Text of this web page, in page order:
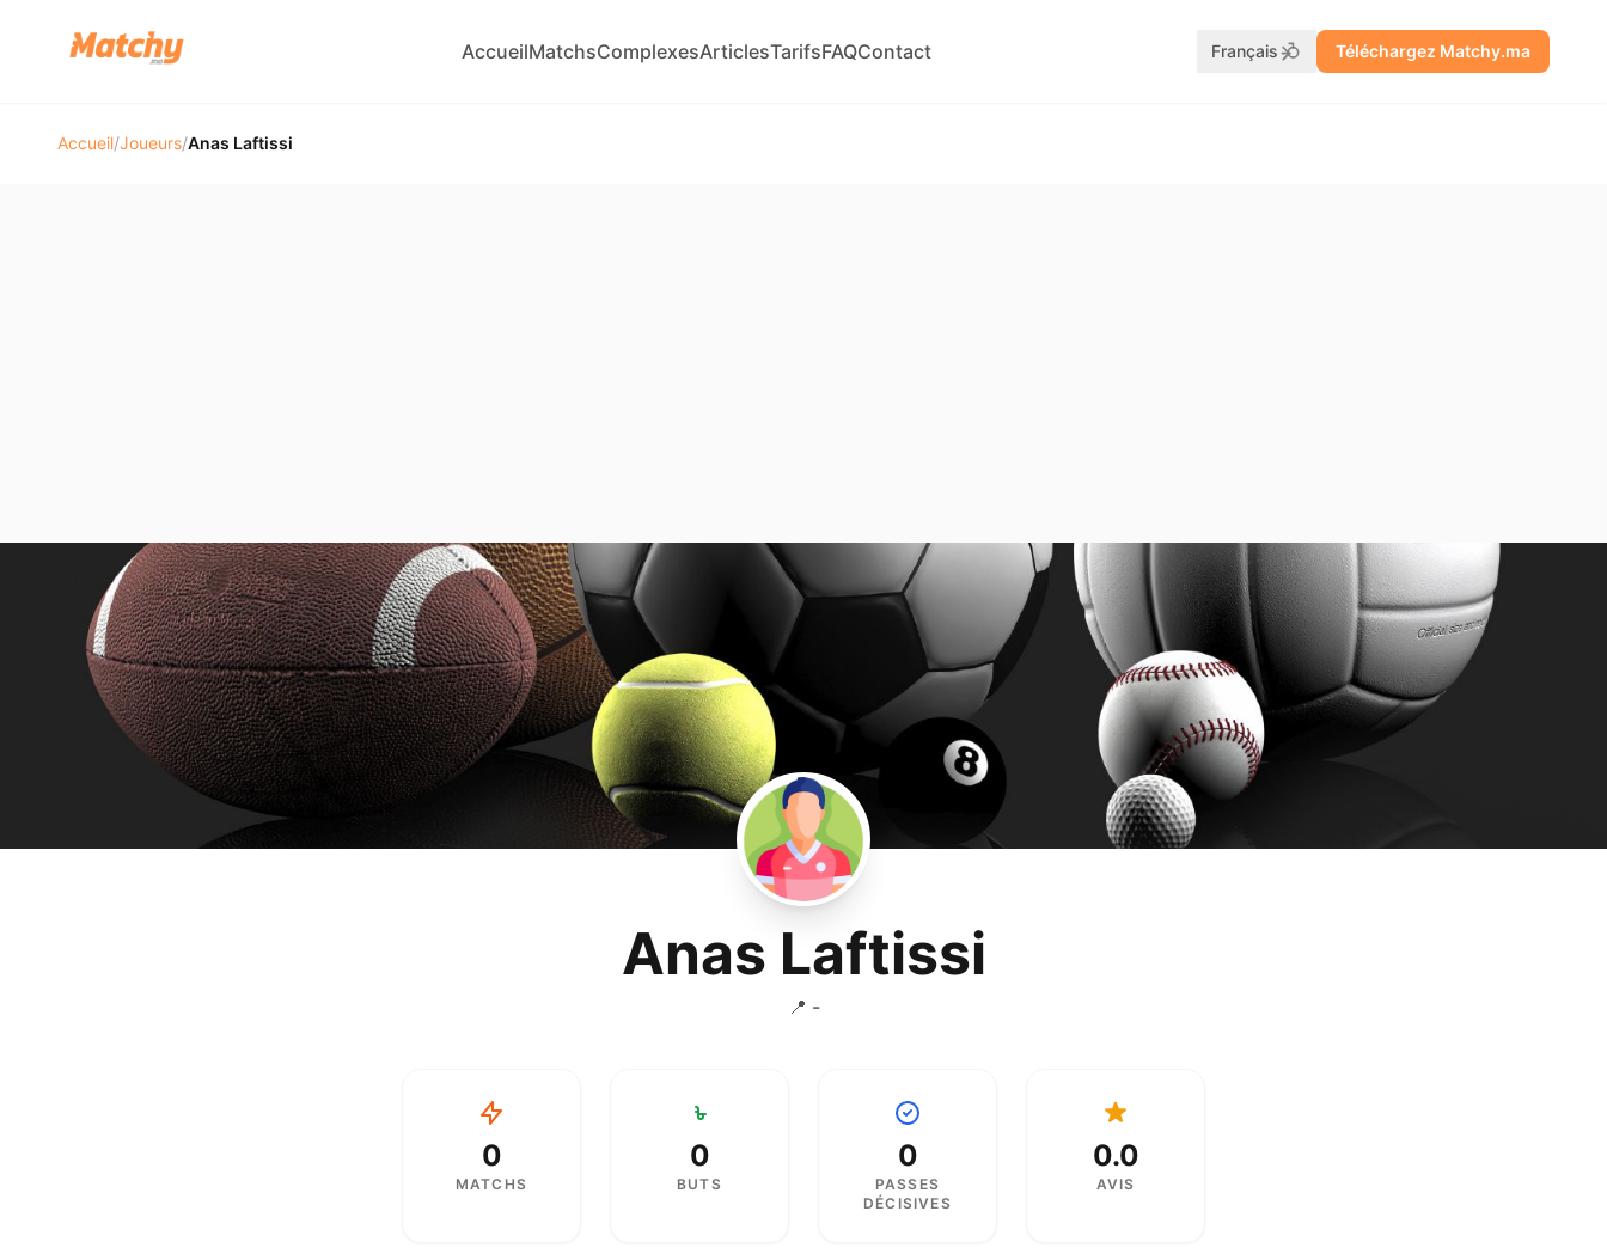
AccueilMatchsComplexesArticlesTarifsFAQContact Français Téléchargez Matchy.ma
Accueil/Joueurs/Anas Laftissi
Anas Laftissi
📍 -
0
MATCHS
0
BUTS
0
PASSES
DÉCISIVES
0.0
AVIS